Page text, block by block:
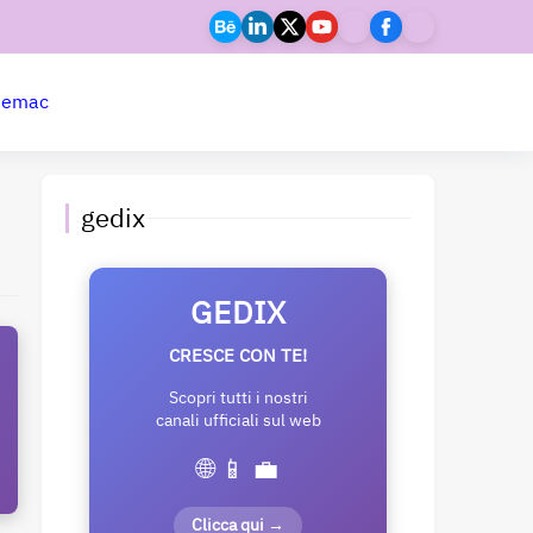
mac
gedix
GEDIX
CRESCE CON TE!
Scopri tutti i nostri
canali ufficiali sul web
🌐 📱 💼
Clicca qui →